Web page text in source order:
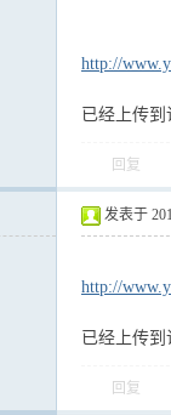
http://
已经上传
回复
发表于
http://
已经上传
回复